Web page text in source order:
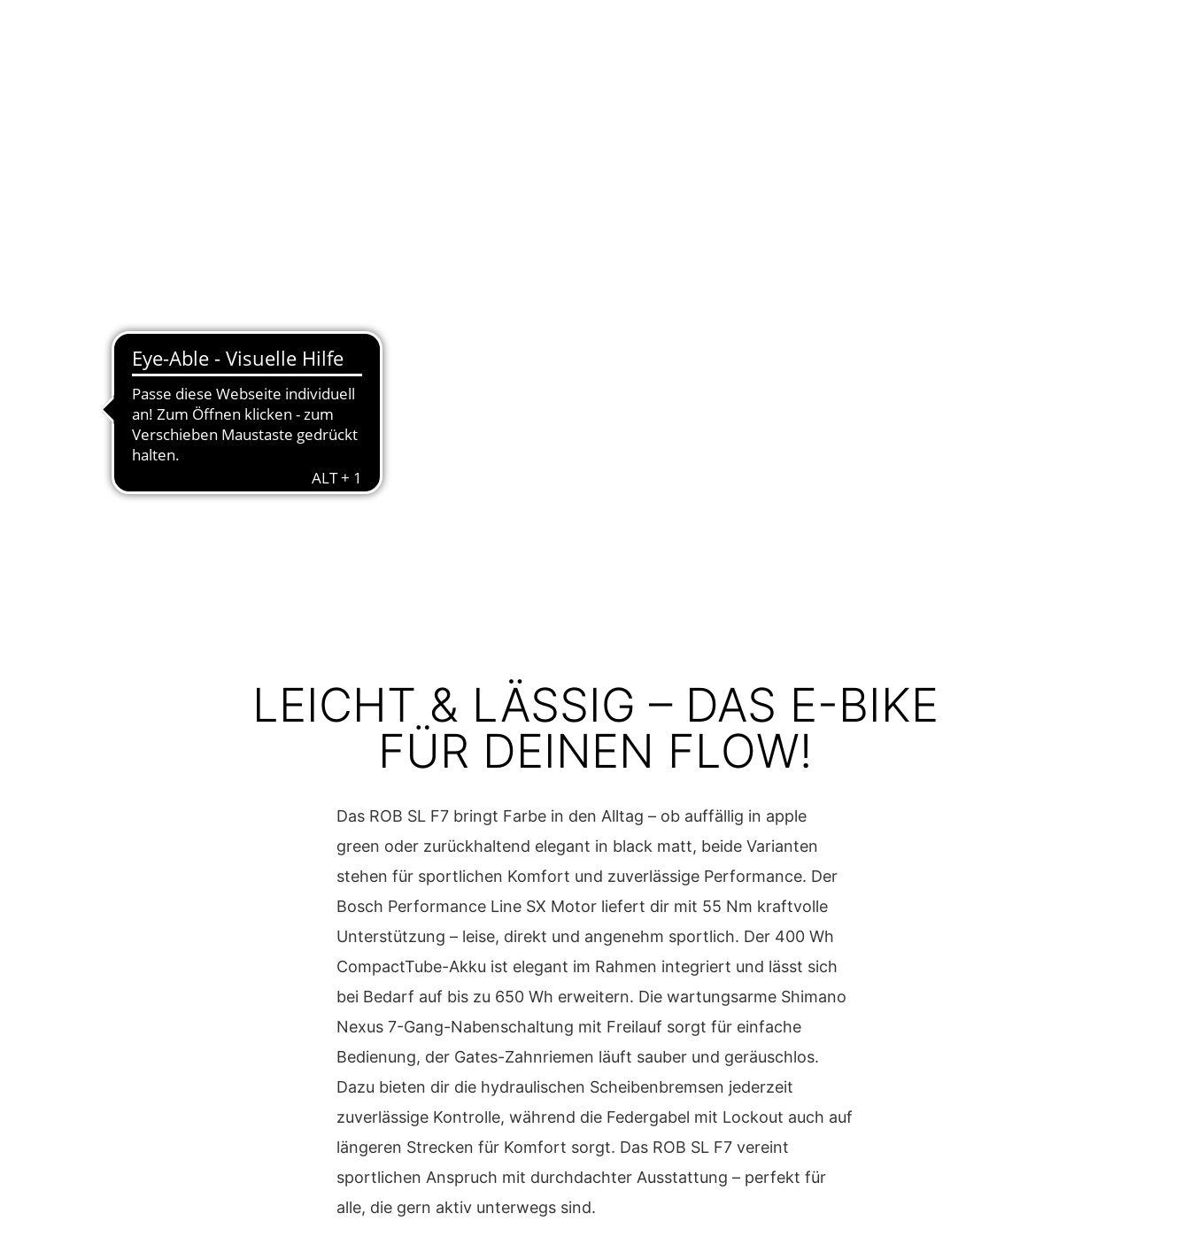
LEICHT & LÄSSIG – DAS E-BIKE
FÜR DEINEN FLOW!
Das ROB SL F7 bringt Farbe in den Alltag – ob auffällig in apple
green oder zurückhaltend elegant in black matt, beide Varianten
stehen für sportlichen Komfort und zuverlässige Performance. Der
Bosch Performance Line SX Motor liefert dir mit 55 Nm kraftvolle
Unterstützung – leise, direkt und angenehm sportlich. Der 400 Wh
CompactTube-Akku ist elegant im Rahmen integriert und lässt sich
bei Bedarf auf bis zu 650 Wh erweitern. Die wartungsarme Shimano
Nexus 7-Gang-Nabenschaltung mit Freilauf sorgt für einfache
Bedienung, der Gates-Zahnriemen läuft sauber und geräuschlos.
Dazu bieten dir die hydraulischen Scheibenbremsen jederzeit
zuverlässige Kontrolle, während die Federgabel mit Lockout auch auf
längeren Strecken für Komfort sorgt. Das ROB SL F7 vereint
sportlichen Anspruch mit durchdachter Ausstattung – perfekt für
alle, die gern aktiv unterwegs sind.